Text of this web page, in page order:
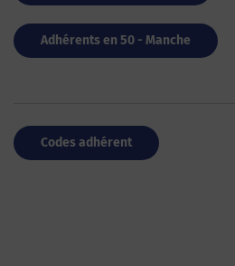
Adhérents en 50 - Manche
Codes adhérent